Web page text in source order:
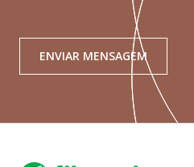
ENVIAR MENSAGEM